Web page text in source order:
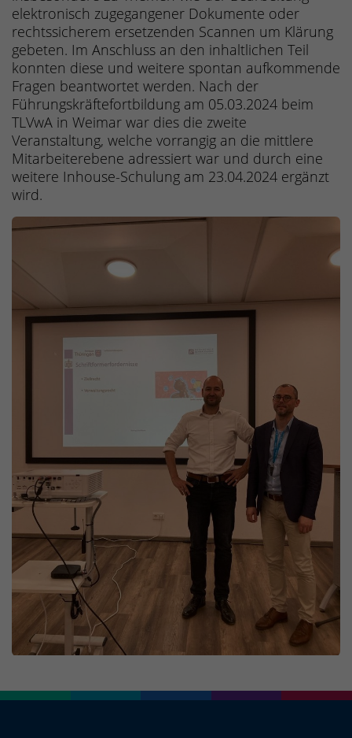
elektronisch zugegangener Dokumente oder
rechtssicherem ersetzenden Scannen um Klärung
gebeten. Im Anschluss an den inhaltlichen Teil
konnten diese und weitere spontan aufkommende
Fragen beantwortet werden. Nach der
Führungskräftefortbildung am 05.03.2024 beim
TLVwA in Weimar war dies die zweite
Veranstaltung, welche vorrangig an die mittlere
Mitarbeiterebene adressiert war und durch eine
weitere Inhouse-Schulung am 23.04.2024 ergänzt
wird.